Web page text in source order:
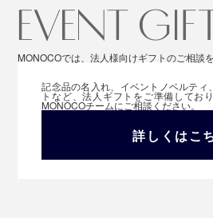
MONOCOでは、法人様向けギフトのご相談
記念品の名入れ、イベントノベルティ
トなど、法人ギフトをご準備してお
MONOCOチームにご相談ください。
詳しくはこ